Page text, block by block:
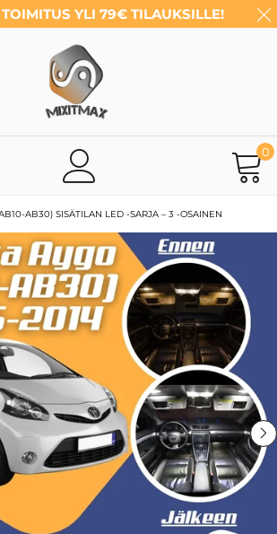
YLI 79€ TILAUKSILLE!
0
AB30) SISÄTILAN LED -SARJA – 3 -OSAINEN